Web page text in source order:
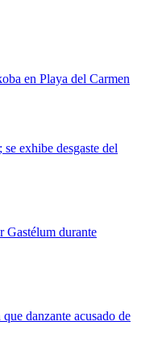
en Playa del Carmen
exhibe desgaste del
Gastélum durante
danzante acusado de